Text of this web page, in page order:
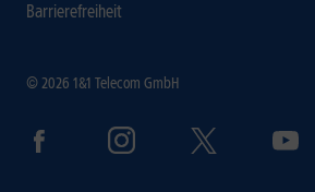
Barrierefreiheit
© 2026 1&1 Telecom GmbH